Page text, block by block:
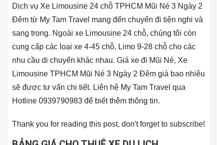
Dịch vụ Xe Limousine 24 chỗ TPHCM Mũi Né 3 Ngày 2
Đêm từ My Tam Travel mang đến chuyến đi tiện nghi và
sang trọng. Ngoài xe Limousine 24 chỗ, chúng tôi còn
cung cấp các loại xe 4-45 chỗ, Limo 9-28 chỗ cho các
nhu cầu di chuyển khác nhau. Giá xe đi Mũi Né, Xe
Limousine TPHCM Mũi Né 3 Ngày 2 Đêm giá bao nhiêu
sẽ được tư vấn chi tiết. Liên hệ My Tam Travel qua
Hotline 0939790983 để biết thêm thông tin.
Thank you for reading this post, don't forget to subscribe!